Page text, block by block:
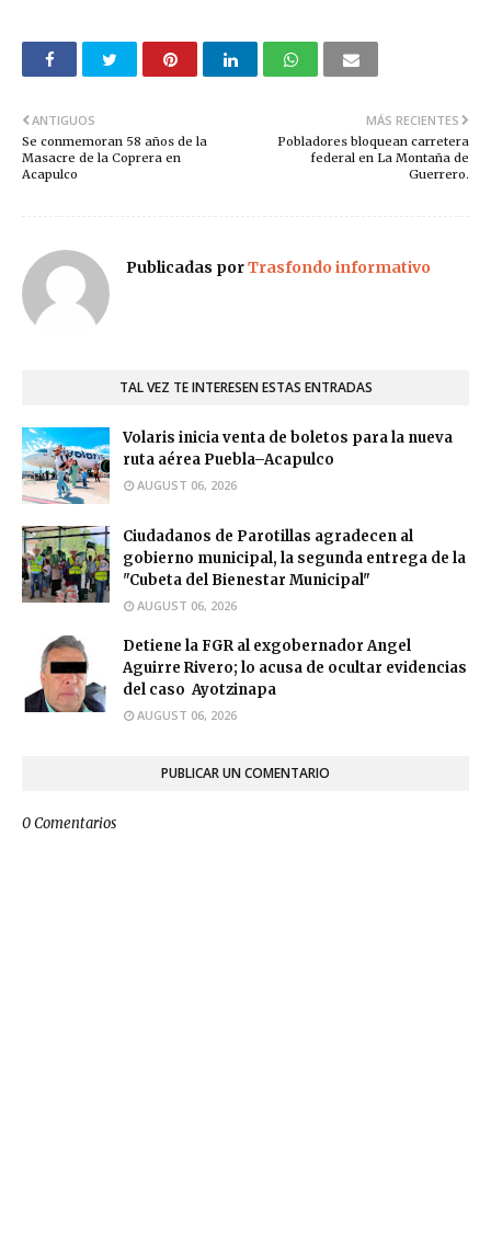
MÁS RECIENTES
Pobladores bloquean carretera
federal en La Montaña de
Guerrero.
ANTIGUOS
Se conmemoran 58 años de la
Masacre de la Coprera en
Acapulco
Publicadas porTrasfondo informativo
TAL VEZ TE INTERESEN ESTAS ENTRADAS
Volaris inicia venta de boletos para la nueva
ruta aérea Puebla–Acapulco
AUGUST 06, 2026
Ciudadanos de Parotillas agradecen al
gobierno municipal, la segunda entrega de la
"Cubeta del Bienestar Municipal"
AUGUST 06, 2026
Detiene la FGR al exgobernador Angel
Aguirre Rivero; lo acusa de ocultar evidencias
del caso Ayotzinapa
AUGUST 06, 2026
PUBLICAR UN COMENTARIO
0 Comentarios